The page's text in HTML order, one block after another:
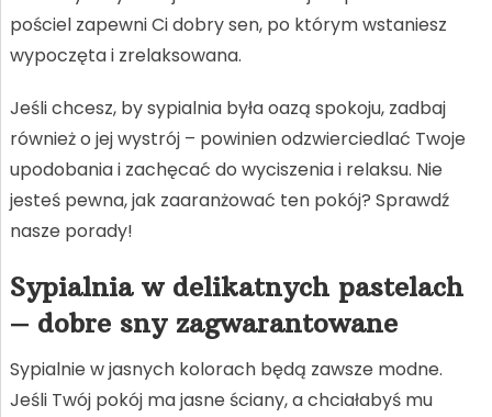
pościel zapewni Ci dobry sen, po którym wstaniesz
wypoczęta i zrelaksowana.
Jeśli chcesz, by sypialnia była oazą spokoju, zadbaj
również o jej wystrój – powinien odzwierciedlać Twoje
upodobania i zachęcać do wyciszenia i relaksu. Nie
jesteś pewna, jak zaaranżować ten pokój? Sprawdź
nasze porady!
Sypialnia w delikatnych pastelach
– dobre sny zagwarantowane
Sypialnie w jasnych kolorach będą zawsze modne.
Jeśli Twój pokój ma jasne ściany, a chciałabyś mu